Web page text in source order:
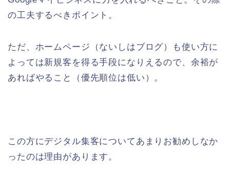
の工夫するべきポイント。
ただ、ホームページ（ないしはブログ）も使い方に
よっては新規客を得る手段になりえるので、余裕が
あればやること（優先順位は低い）。
この方にデジタル集客についてあまりお勧めしなか
ったのは理由があります。